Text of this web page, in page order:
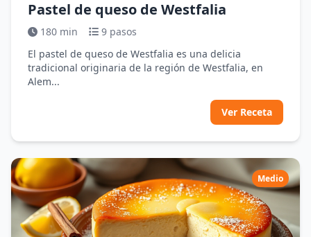
Pastel de queso de Westfalia
180 min
9 pasos
El pastel de queso de Westfalia es una delicia
tradicional originaria de la región de Westfalia, en
Alem...
Ver Receta
Medio